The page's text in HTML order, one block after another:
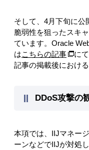
そして、4月下旬に公
脆弱性を狙ったスキ
ています。Oracle
はこちらの記事
に
記事の掲載後におけ
DDoS攻撃の
本項では、IIJマネー
ーンなどでIIJが対処